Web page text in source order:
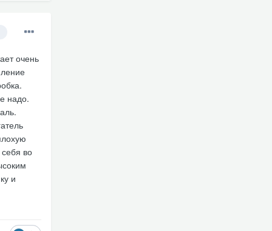
очень
надо.
во
и